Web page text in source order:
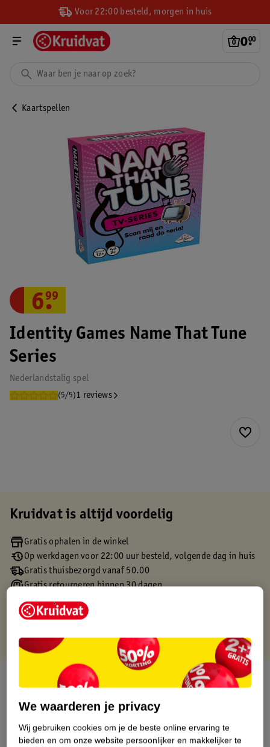
Voor 22:00 besteld, morgen in huis
0.
00
Kaartspellen
Identity Games Name That Tune
Series
Nederlandstalig spel
(5/5)1 reviews
6.
99
Kruidvat is altijd voordelig
Gratis ophalen in de winkel
Op werkdagen voor 22:00 uur besteld, volgende dag in huis
Gratis thuisbezorgd vanaf 50.00
Gratis retourneren binnen 30 dagen
Gratis punten met je Kruidvat kaart
Over dit product
Productinformatie
Etiketinformatie
We waarderen je privacy
Wij gebruiken cookies om je de beste online ervaring te
bieden en om onze website persoonlijker en makkelijker te